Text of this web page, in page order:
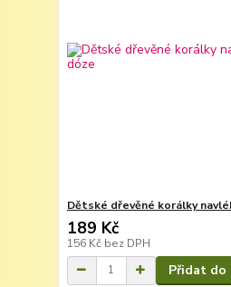
Dětské dřevěné korálky
189 Kč
156 Kč bez DPH
Přidat do